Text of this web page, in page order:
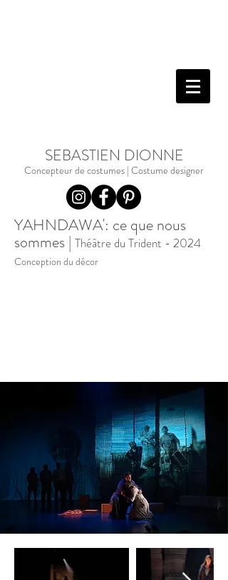
SEBASTIEN DIONNE
Concepteur de costumes | Costume designer
YAHNDAWA': ce que nous
sommes | Théâtre du Trident - 2024
Conception du décor